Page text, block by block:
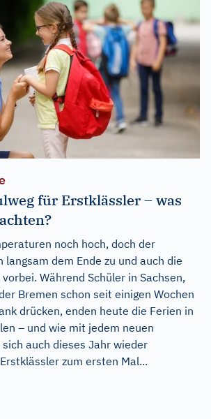
für Erstklässler – was
noch hoch, doch der
langsam dem Ende zu und auch die
Während Schüler in Sachsen,
Bremen schon seit einigen Wochen
drücken, enden heute die Ferien in
– und wie mit jedem neuen
auch dieses Jahr wieder
zum ersten Mal...